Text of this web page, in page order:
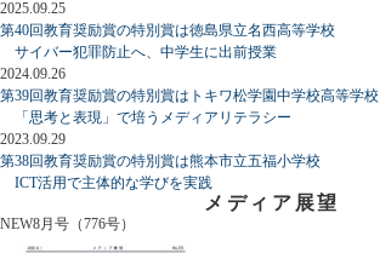
2025.09.25
第40回教育奨励賞の特別賞は徳島県立名西高等学校
サイバー犯罪防止へ、中学生に出前授業
2024.09.26
第39回教育奨励賞の特別賞はトキワ松学園中学校高等学校
「思考と表現」で培うメディアリテラシー
2023.09.29
第38回教育奨励賞の特別賞は熊本市立五福小学校
ICT活用で主体的な学びを実践
メディア展望
NEW8月号（776号）